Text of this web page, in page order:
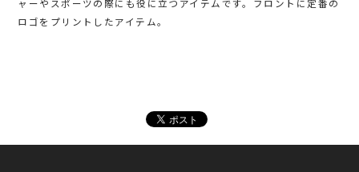
ロゴをプリントしたアイテム。